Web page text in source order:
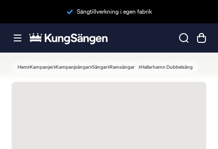
Sängtillverkning i egen fabrik
Hem Kampanjer Kampanjsängar Sängar Ramsängar Hallarhamn Dubbelsäng